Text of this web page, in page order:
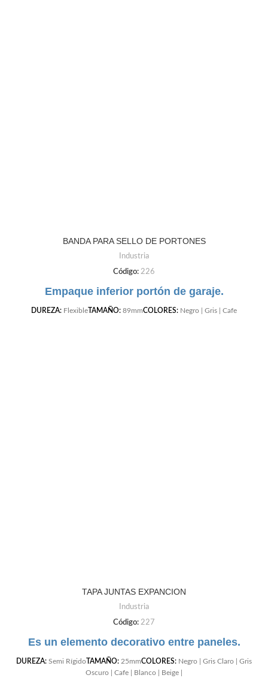
BANDA PARA SELLO DE PORTONES
Industria
Código: 226
Empaque inferior portón de garaje.
DUREZA: FlexibleTAMAÑO: 89mmCOLORES: Negro | Gris | Cafe
TAPA JUNTAS EXPANCION
Industria
Código: 227
Es un elemento decorativo entre paneles.
DUREZA: Semi RígidoTAMAÑO: 25mmCOLORES: Negro | Gris Claro | Gris
Oscuro | Cafe | Blanco | Beige |